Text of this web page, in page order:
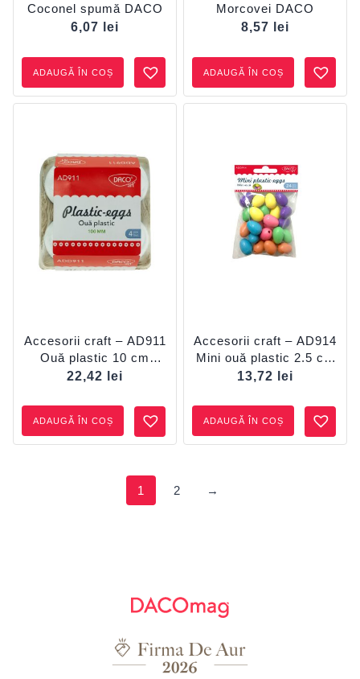
Coconel spumă DACO
6,07
lei
ADAUGĂ ÎN COȘ
Morcovei DACO
8,57
lei
ADAUGĂ ÎN COȘ
Accesorii craft – AD911
Ouă plastic 10 cm
DACO
22,42 lei
ADAUGĂ ÎN COȘ
Accesorii craft – AD914
Mini ouă plastic 2.5 cm
DACO
13,72 lei
ADAUGĂ ÎN COȘ
1 2 →